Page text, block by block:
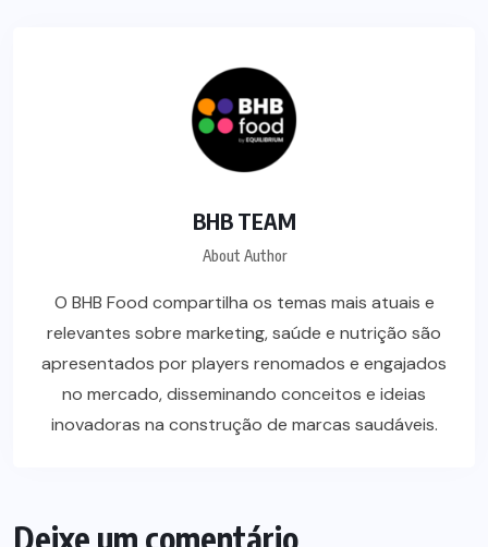
BHB TEAM
About Author
O BHB Food compartilha os temas mais atuais e
relevantes sobre marketing, saúde e nutrição são
apresentados por players renomados e engajados
no mercado, disseminando conceitos e ideias
inovadoras na construção de marcas saudáveis.
Deixe um comentário